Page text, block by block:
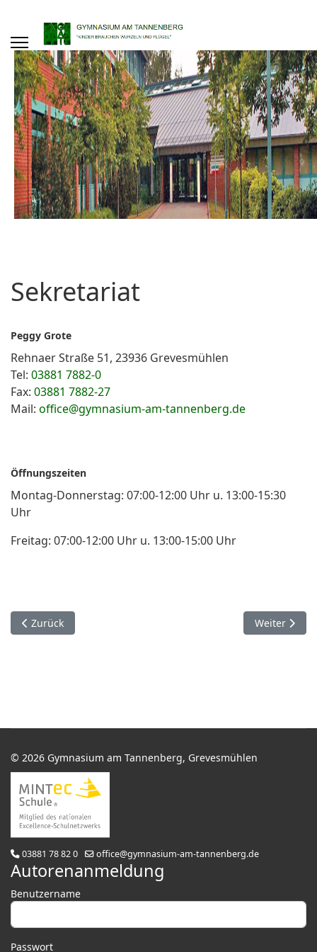
Sekretariat
Peggy Grote
Rehnaer Straße 51, 23936 Grevesmühlen
Tel: 03881 7882-0
Fax: 03881 7882-27
Mail: office@gymnasium-am-tannenberg.de
Öffnungszeiten
Montag-Donnerstag: 07:00-12:00 Uhr u. 13:00-15:30
Uhr
Freitag: 07:00-12:00 Uhr u. 13:00-15:00 Uhr
Vorheriger Beitrag: Datenschutzerklärung
Zurück Nächster
Weiter
© 2026 Gymnasium am Tannenberg, Grevesmühlen
03881 78 82 0 office@gymnasium-am-tannenberg.de
Autorenanmeldung
Benutzername
Passwort